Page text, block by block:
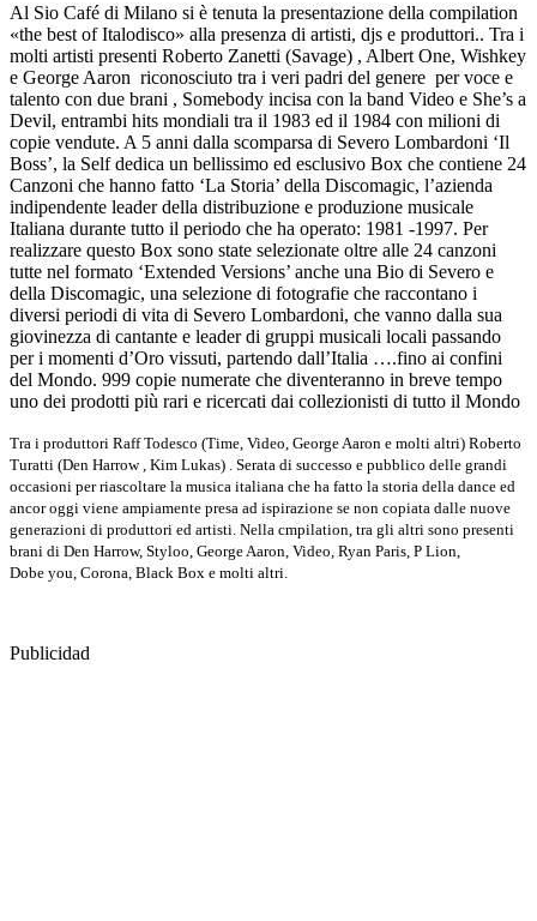
Al Sio Café di Milano si è tenuta la presentazione della compilation
«the best of Italodisco» alla presenza di artisti, djs e produttori.. Tra i
molti artisti presenti Roberto Zanetti (Savage) , Albert One, Wishkey
e George Aaron riconosciuto tra i veri padri del genere per voce e
talento con due brani , Somebody incisa con la band Video e She’s a
Devil, entrambi hits mondiali tra il 1983 ed il 1984 con milioni di
copie vendute. A 5 anni dalla scomparsa di Severo Lombardoni ‘Il
Boss’, la Self dedica un bellissimo ed esclusivo Box che contiene 24
Canzoni che hanno fatto ‘La Storia’ della Discomagic, l’azienda
indipendente leader della distribuzione e produzione musicale
Italiana durante tutto il periodo che ha operato: 1981 -1997. Per
realizzare questo Box sono state selezionate oltre alle 24 canzoni
tutte nel formato ‘Extended Versions’ anche una Bio di Severo e
della Discomagic, una selezione di fotografie che raccontano i
diversi periodi di vita di Severo Lombardoni, che vanno dalla sua
giovinezza di cantante e leader di gruppi musicali locali passando
per i momenti d’Oro vissuti, partendo dall’Italia ….fino ai confini
del Mondo. 999 copie numerate che diventeranno in breve tempo
uno dei prodotti più rari e ricercati dai collezionisti di tutto il Mondo
Tra i produttori Raff Todesco (Time, Video, George Aaron e molti altri) Roberto
Turatti (Den Harrow , Kim Lukas) . Serata di successo e pubblico delle grandi
occasioni per riascoltare la musica italiana che ha fatto la storia della dance ed
ancor oggi viene ampiamente presa ad ispirazione se non copiata dalle nuove
generazioni di produttori ed artisti. Nella cmpilation, tra gli altri sono presenti
brani di Den Harrow, Styloo, George Aaron, Video, Ryan Paris, P Lion,
Dobe you, Corona, Black Box e molti altri.
Publicidad